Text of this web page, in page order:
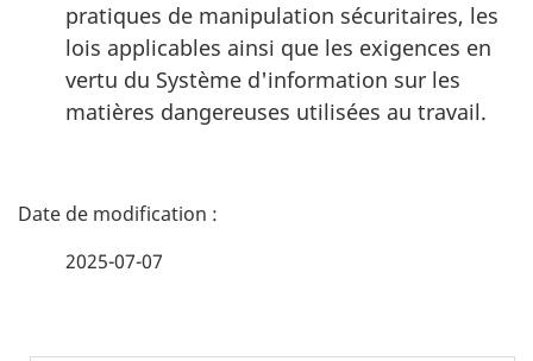
pratiques de manipulation sécuritaires, les
lois applicables ainsi que les exigences en
vertu du Système d'information sur les
matières dangereuses utilisées au travail.
D
2025-07-07